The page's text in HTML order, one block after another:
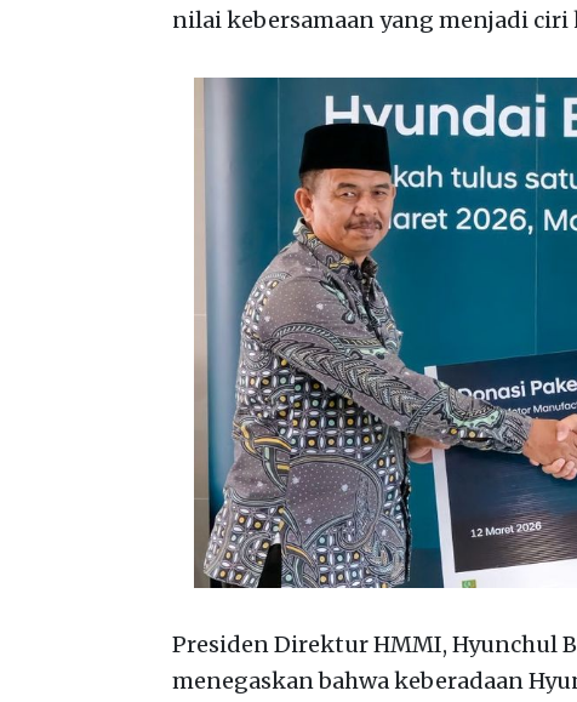
nilai kebersamaan yang menjadi ciri
Presiden Direktur HMMI, Hyunchul
menegaskan bahwa keberadaan